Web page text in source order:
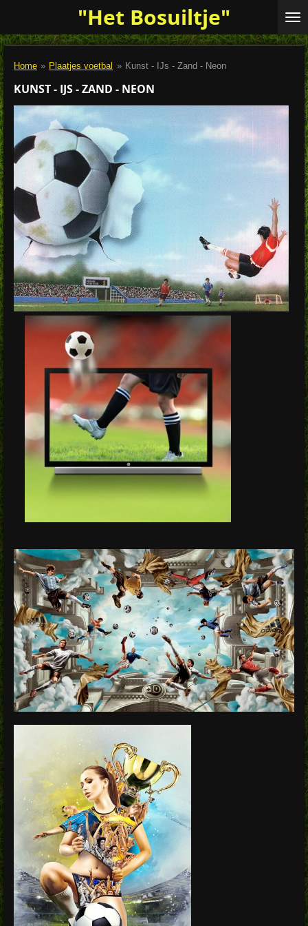
naar
hoofdinhoud
"Het Bosuiltje"
Home » Plaatjes voetbal » Kunst - IJs - Zand - Neon
KUNST - IJS - ZAND - NEON